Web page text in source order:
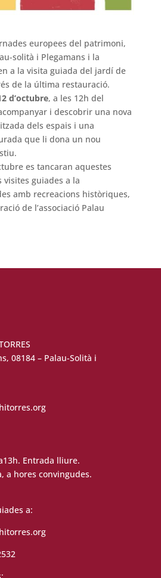
europees del patrimoni,
solità i Plegamans i la
a la visita guiada del jardí de
de la última restauració.
d’octubre, a les 12h del
i descobrir una nova
dels espais i una
que li dona un nou
es tancaran aquestes
visites guiades a la
amb recreacions històriques,
de l’associació Palau
08184 – Palau-Solità i
Entrada lliure.
a hores convingudes.
a: